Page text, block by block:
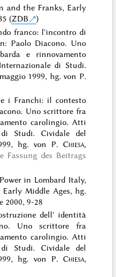
and the Franks, Early
(ZDB
)
franco: l'incontro di
Paolo Diacono. Uno
e rinnovamento
di Studi.
1999, hg. von P.
i Franchi: il contesto
Uno scrittore fra
carolingio. Atti
Studi. Cividale del
hg. von P. Chiesa,
Fassung des Beitrags
in Lombard Italy,
Middle Ages, hg.
2000, 9-28
dell' identità
Uno scrittore fra
carolingio. Atti
Studi. Cividale del
hg. von P. Chiesa,